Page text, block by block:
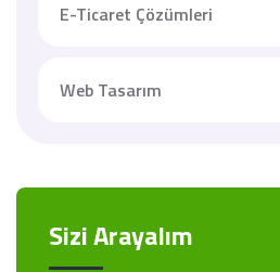
E-Ticaret Çözümleri
Web Tasarım
Sizi Arayalım